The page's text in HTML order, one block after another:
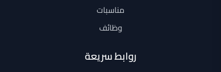
مناسبات
وظائف
روابط سريعة